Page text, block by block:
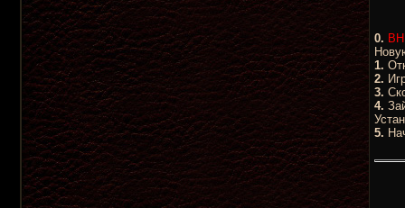
0.
1.
2.
3.
4.
5.